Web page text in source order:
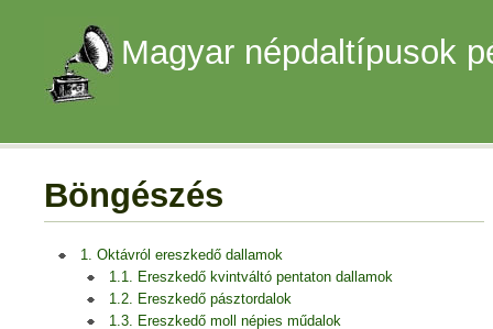
Magyar népdaltípusok
Böngészés
1. Oktávról ereszkedő dallamok
1.1. Ereszkedő kvintváltó pentaton dallamok
1.2. Ereszkedő pásztordalok
1.3. Ereszkedő moll népies műdalok